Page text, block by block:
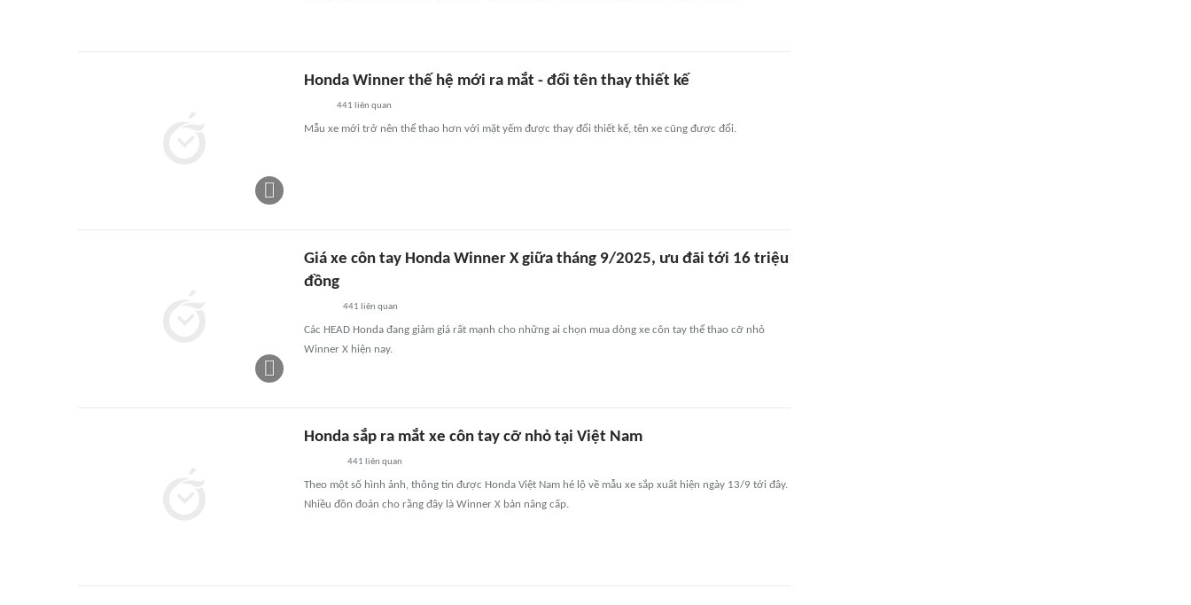
Honda Winner thế hệ mới ra mắt - đổi tên thay thiết kế
441 liên quan
Mẫu xe mới trở nên thể thao hơn với mặt yếm được thay đổi thiết kế, tên xe cũng được đổi.
Giá xe côn tay Honda Winner X giữa tháng 9/2025, ưu đãi tới 16 triệu
đồng
441 liên quan
Các HEAD Honda đang giảm giá rất mạnh cho những ai chọn mua dòng xe côn tay thể thao cỡ nhỏ
Winner X hiện nay.
Honda sắp ra mắt xe côn tay cỡ nhỏ tại Việt Nam
441 liên quan
Theo một số hình ảnh, thông tin được Honda Việt Nam hé lộ về mẫu xe sắp xuất hiện ngày 13/9 tới đây.
Nhiều đồn đoán cho rằng đây là Winner X bản nâng cấp.